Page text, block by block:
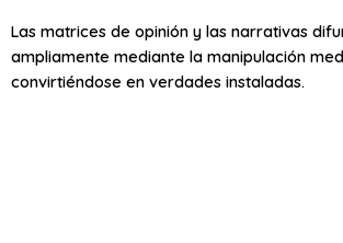
Las matrices de opinión y las narrativas
ampliamente mediante la manipulación
convirtiéndose en verdades instaladas.